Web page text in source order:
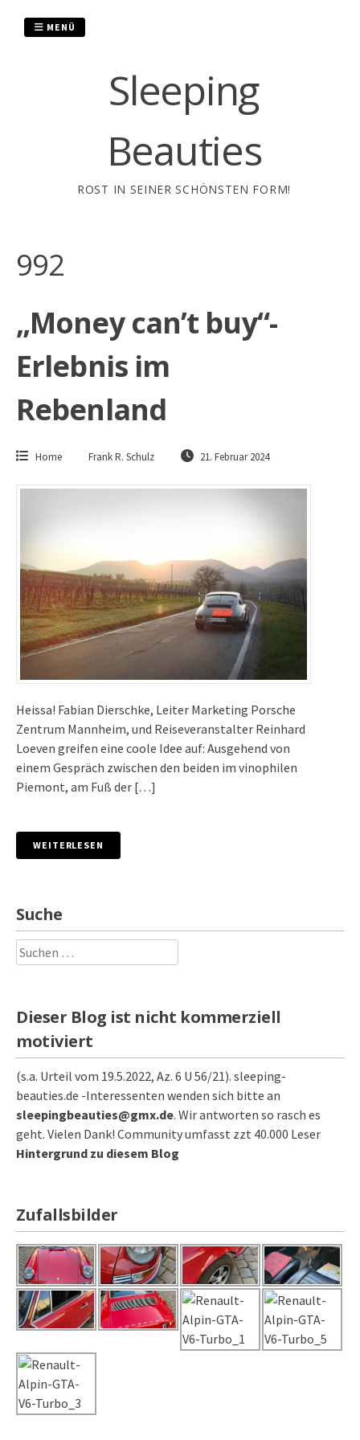
Sleeping
Beauties
ROST IN SEINER SCHÖNSTEN FORM!
MENÜ
992
„Money can’t buy“-
Erlebnis im
Rebenland
Home Frank R. Schulz 21. Februar 2024
Heissa! Fabian Dierschke, Leiter Marketing Porsche
Zentrum Mannheim, und Reiseveranstalter Reinhard
Loeven greifen eine coole Idee auf: Ausgehend von
einem Gespräch zwischen den beiden im vinophilen
Piemont, am Fuß der […]
WEITERLESEN
Suche
Suchen
nach:
Dieser Blog ist nicht kommerziell
motiviert
(s.a. Urteil vom 19.5.2022, Az. 6 U 56/21). sleeping-
beauties.de -Interessenten wenden sich bitte an
sleepingbeauties@gmx.de. Wir antworten so rasch es
geht. Vielen Dank! Community umfasst zzt 40.000 Leser
Hintergrund zu diesem Blog
Zufallsbilder